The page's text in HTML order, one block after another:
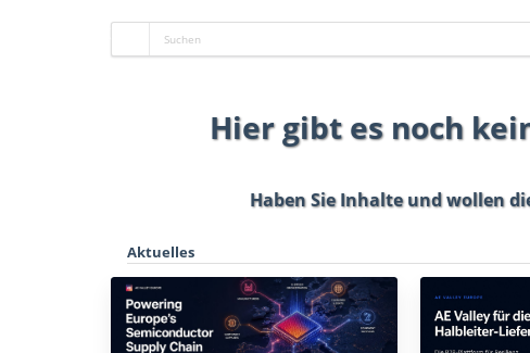
Hier gibt es noch
Haben Sie Inhalte und wollen
Aktuelles